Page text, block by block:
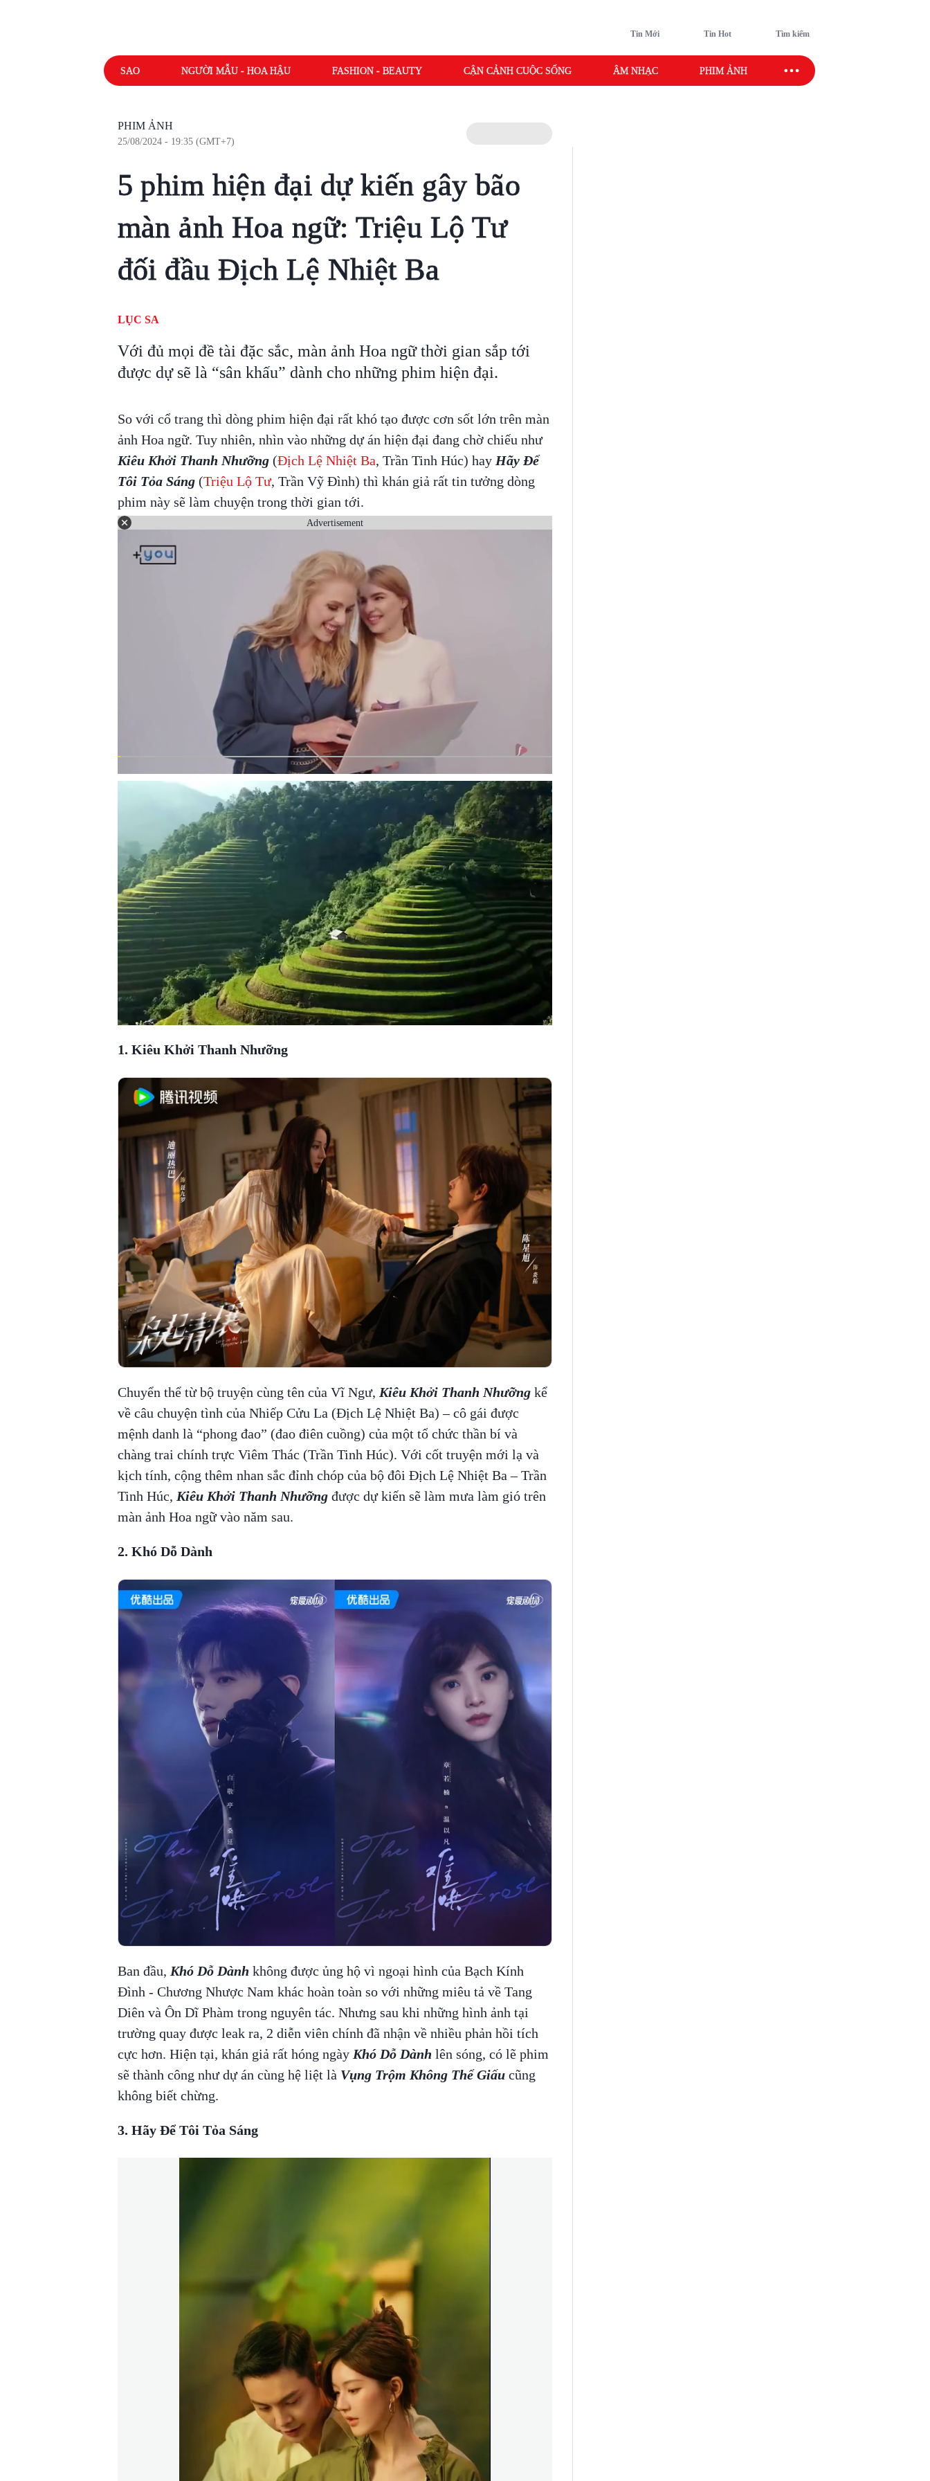
Tin Mới Tin Hot Tìm kiếm
SAO NGƯỜI MẪU - HOA HẬU FASHION - BEAUTY CẬN CẢNH CUỘC SỐNG ÂM NHẠC PHIM ẢNH SAO SPORT
PHIM ẢNH
25/08/2024 - 19:35 (GMT+7)
5 phim hiện đại dự kiến gây bão
màn ảnh Hoa ngữ: Triệu Lộ Tư
đối đầu Địch Lệ Nhiệt Ba
LỤC SA
Với đủ mọi đề tài đặc sắc, màn ảnh Hoa ngữ thời gian sắp tới
được dự sẽ là “sân khấu” dành cho những phim hiện đại.
So với cổ trang thì dòng phim hiện đại rất khó tạo được cơn sốt lớn trên màn
ảnh Hoa ngữ. Tuy nhiên, nhìn vào những dự án hiện đại đang chờ chiếu như
Kiêu Khởi Thanh Nhưỡng(Địch Lệ Nhiệt Ba, Trần Tinh Húc) hay Hãy Để
Tôi Tỏa Sáng(Triệu Lộ Tư, Trần Vỹ Đình) thì khán giả rất tin tưởng dòng
phim này sẽ làm chuyện trong thời gian tới.
Advertisement
1. Kiêu Khởi Thanh Nhưỡng
Chuyển thể từ bộ truyện cùng tên của Vĩ Ngư, Kiêu Khởi Thanh Nhưỡngkể
về câu chuyện tình của Nhiếp Cửu La (Địch Lệ Nhiệt Ba) – cô gái được
mệnh danh là “phong đao” (đao điên cuồng) của một tổ chức thần bí và
chàng trai chính trực Viêm Thác (Trần Tinh Húc). Với cốt truyện mới lạ và
kịch tính, cộng thêm nhan sắc đỉnh chóp của bộ đôi Địch Lệ Nhiệt Ba – Trần
Tinh Húc, Kiêu Khởi Thanh Nhưỡng được dự kiến sẽ làm mưa làm gió trên
màn ảnh Hoa ngữ vào năm sau.
2. Khó Dỗ Dành
Ban đầu, Khó Dỗ Dành không được ủng hộ vì ngoại hình của Bạch Kính
Đình - Chương Nhược Nam khác hoàn toàn so với những miêu tả về Tang
Diên và Ôn Dĩ Phàm trong nguyên tác. Nhưng sau khi những hình ảnh tại
trường quay được leak ra, 2 diễn viên chính đã nhận về nhiều phản hồi tích
cực hơn. Hiện tại, khán giả rất hóng ngày Khó Dỗ Dành lên sóng, có lẽ phim
sẽ thành công như dự án cùng hệ liệt là Vụng Trộm Không Thể Giấucũng
không biết chừng.
3. Hãy Để Tôi Tỏa Sáng